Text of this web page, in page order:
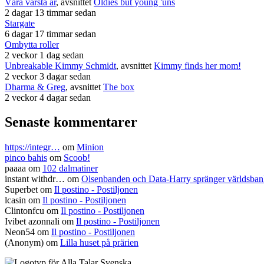
2 dagar 13 timmar sedan
Stargate
6 dagar 17 timmar sedan
Ombytta roller
2 veckor 1 dag sedan
Unbreakable Kimmy Schmidt, avsnittet Kimmy finds her mom!
2 veckor 3 dagar sedan
Dharma & Greg, avsnittet The box
2 veckor 4 dagar sedan
Senaste kommentarer
https://integr… om Minion
pinco bahis om Scoob!
paaaa om 102 dalmatiner
instant withdr… om Olsenbanden och Data-Harry spränger
Superbet om Il postino - Postiljonen
lcasin om Il postino - Postiljonen
Clintonfcu om Il postino - Postiljonen
Ivibet azonnali om Il postino - Postiljonen
Neon54 om Il postino - Postiljonen
(Anonym) om Lilla huset på prärien